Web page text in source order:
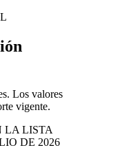
Los valores
vigente.
LA LISTA
DE 2026